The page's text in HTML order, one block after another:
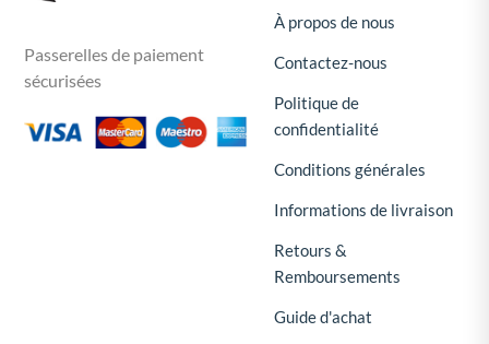
Passerelles de paiement
sécurisées
À propos de nous
Contactez-nous
Politique de
confidentialité
Conditions générales
Informations de livraison
Retours &
Remboursements
Guide d'achat